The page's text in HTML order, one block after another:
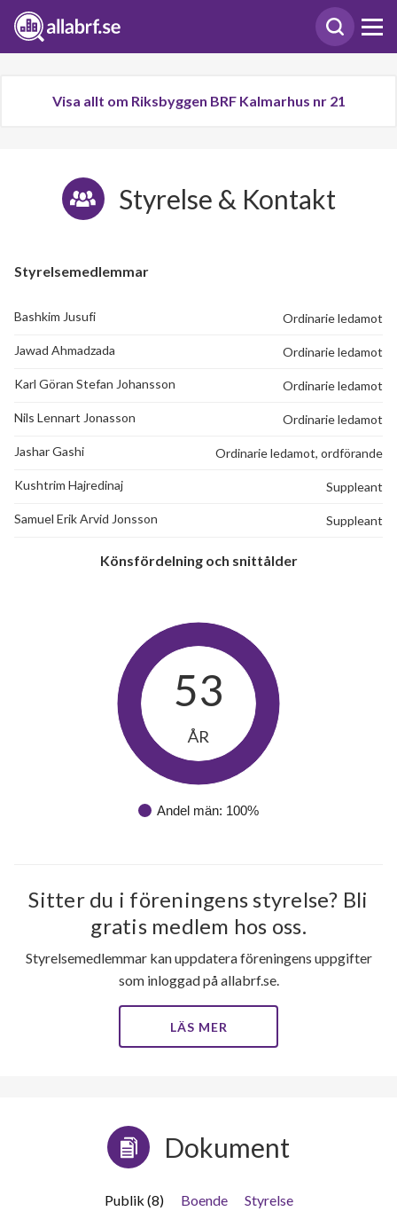
Visa allt om Riksbyggen BRF Kalmarhus nr 21
Styrelse & Kontakt
Styrelsemedlemmar
Bashkim Jusufi Ordinarie ledamot
Jawad Ahmadzada Ordinarie ledamot
Karl Göran Stefan Johansson Ordinarie ledamot
Nils Lennart Jonasson Ordinarie ledamot
Jashar Gashi Ordinarie ledamot, ordförande
Kushtrim Hajredinaj Suppleant
Samuel Erik Arvid Jonsson Suppleant
Könsfördelning och snittålder
Andel män: 100%
53
ÅR
Sitter du i föreningens styrelse? Bli
gratis medlem hos oss.
Styrelsemedlemmar kan uppdatera föreningens uppgifter
som inloggad på allabrf.se.
LÄS MER
Dokument
Publik (8) Boende
Styrelse